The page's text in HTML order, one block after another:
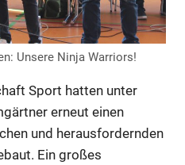
Unsere Ninja Warriors!
Sport hatten unter
erneut einen
und herausfordernden
Ein großes